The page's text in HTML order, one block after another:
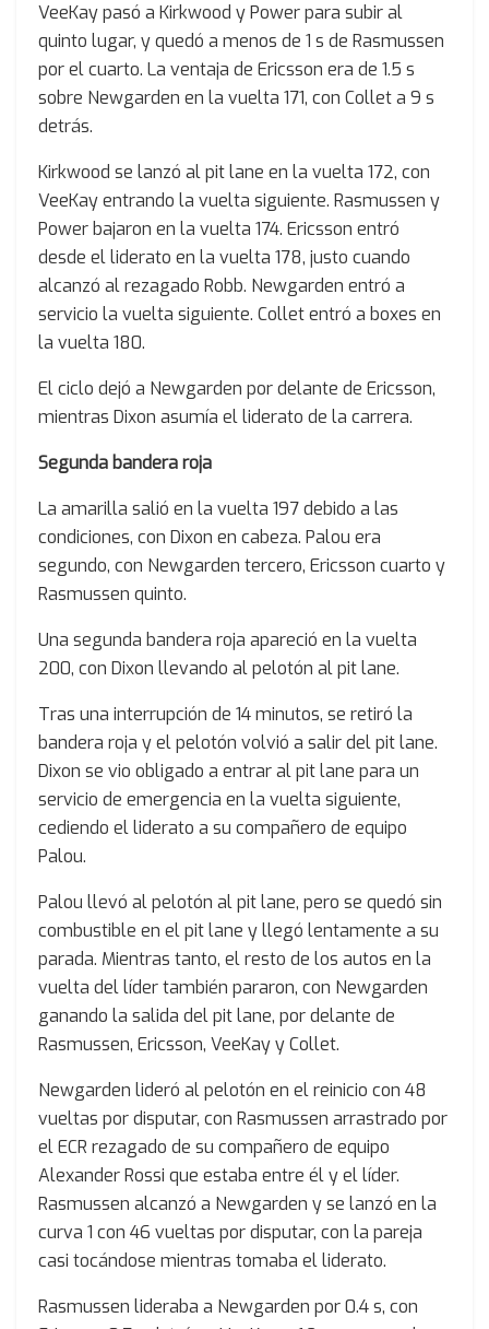
VeeKay pasó a Kirkwood y Power para subir al
quinto lugar, y quedó a menos de 1 s de Rasmussen
por el cuarto. La ventaja de Ericsson era de 1.5 s
sobre Newgarden en la vuelta 171, con Collet a 9 s
detrás.
Kirkwood se lanzó al pit lane en la vuelta 172, con
VeeKay entrando la vuelta siguiente. Rasmussen y
Power bajaron en la vuelta 174. Ericsson entró
desde el liderato en la vuelta 178, justo cuando
alcanzó al rezagado Robb. Newgarden entró a
servicio la vuelta siguiente. Collet entró a boxes en
la vuelta 180.
El ciclo dejó a Newgarden por delante de Ericsson,
mientras Dixon asumía el liderato de la carrera.
Segunda bandera roja
La amarilla salió en la vuelta 197 debido a las
condiciones, con Dixon en cabeza. Palou era
segundo, con Newgarden tercero, Ericsson cuarto y
Rasmussen quinto.
Una segunda bandera roja apareció en la vuelta
200, con Dixon llevando al pelotón al pit lane.
Tras una interrupción de 14 minutos, se retiró la
bandera roja y el pelotón volvió a salir del pit lane.
Dixon se vio obligado a entrar al pit lane para un
servicio de emergencia en la vuelta siguiente,
cediendo el liderato a su compañero de equipo
Palou.
Palou llevó al pelotón al pit lane, pero se quedó sin
combustible en el pit lane y llegó lentamente a su
parada. Mientras tanto, el resto de los autos en la
vuelta del líder también pararon, con Newgarden
ganando la salida del pit lane, por delante de
Rasmussen, Ericsson, VeeKay y Collet.
Newgarden lideró al pelotón en el reinicio con 48
vueltas por disputar, con Rasmussen arrastrado por
el ECR rezagado de su compañero de equipo
Alexander Rossi que estaba entre él y el líder.
Rasmussen alcanzó a Newgarden y se lanzó en la
curva 1 con 46 vueltas por disputar, con la pareja
casi tocándose mientras tomaba el liderato.
Rasmussen lideraba a Newgarden por 0.4 s, con